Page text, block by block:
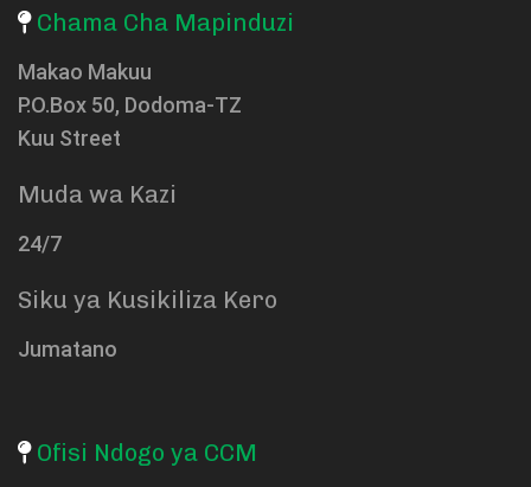
Chama Cha Mapinduzi
Makao Makuu
P.O.Box 50, Dodoma-TZ
Kuu Street
Muda wa Kazi
24/7
Siku ya Kusikiliza Kero
Jumatano
Ofisi Ndogo ya CCM